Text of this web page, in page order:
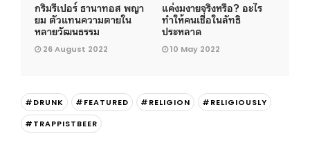
กริมรีเปอร์ ธานาทอส พญา
ยม ตัวแทนความตายใน
หลายวัฒนธรรม
26 August 2022
แค่งมงายจริงหรือ? อะไร
ทำให้คนเชื่อในลัทธิ
ประหลาด
10 May 2022
#DRUNK #FEATURED #RELIGION
#RELIGIOUSLY
#TRAPPISTBEER